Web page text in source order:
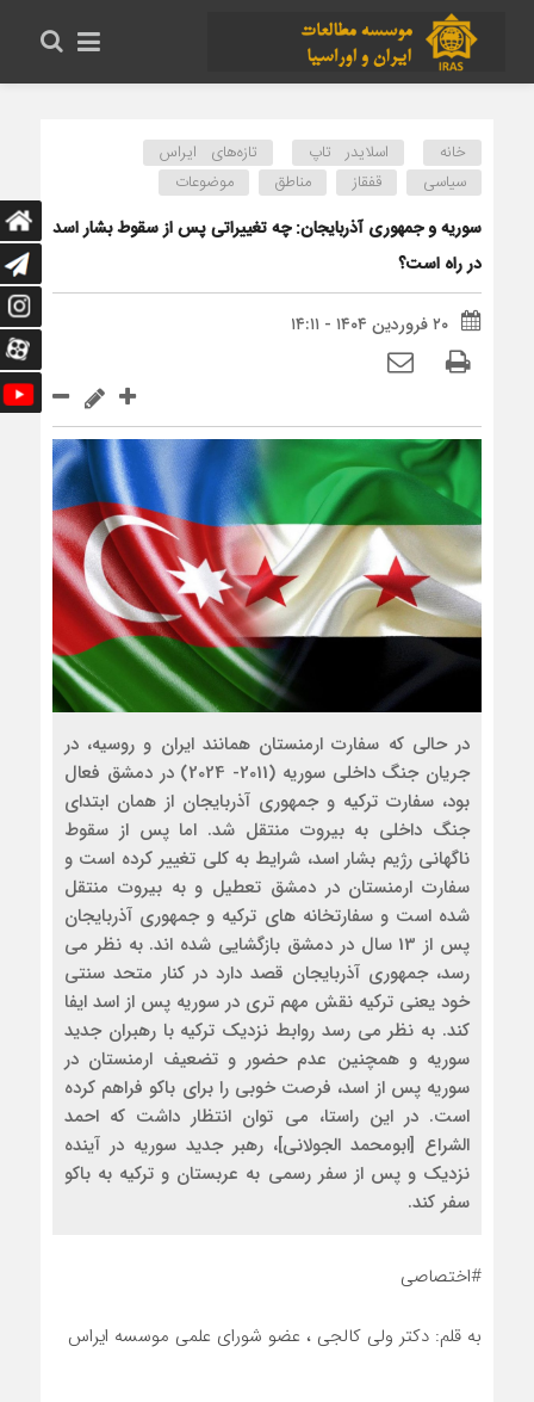
خانه اسلایدر تاپ
تازه‌های ایراس
سیاسی
قفقاز مناطق موضوعات
سوریه و جمهوری آذربایجان: چه تغییراتی پس از سقوط بشار اسد
در راه است؟
۲۰ فروردین ۱۴۰۴ - ۱۴:۱۱
در حالی که سفارت ارمنستان همانند ایران و روسیه، در
جریان جنگ داخلی سوریه (2011- 2024) در دمشق فعال
بود، سفارت ترکیه و جمهوری آذربایجان از همان ابتدای
جنگ داخلی به بیروت منتقل شد. اما پس از سقوط
ناگهانی رژیم بشار اسد، شرایط به کلی تغییر کرده است و
سفارت ارمنستان در دمشق تعطیل و به بیروت منتقل
شده است و سفارتخانه های ترکیه و جمهوری آذربایجان
پس از 13 سال در دمشق بازگشایی شده اند. به نظر می
رسد، جمهوری آذربایجان قصد دارد در کنار متحد سنتی
خود یعنی ترکیه نقش مهم تری در سوریه پس از اسد ایفا
کند. به نظر می رسد روابط نزدیک ترکیه با رهبران جدید
سوریه و همچنین عدم حضور و تضعیف ارمنستان در
سوریه پس از اسد، فرصت خوبی را برای باکو فراهم کرده
است. در این راستا، می توان انتظار داشت که احمد
الشراع [ابومحمد الجولانی]، رهبر جدید سوریه در آینده
نزدیک و پس از سفر رسمی به عربستان و ترکیه به باکو
سفر کند.
#اختصاصی
به قلم: دکتر ولی کالجی ، عضو شورای علمی موسسه ایراس